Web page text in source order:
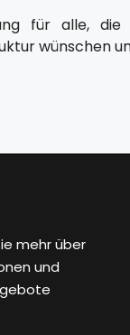
für alle, die
wünschen
mehr über
und